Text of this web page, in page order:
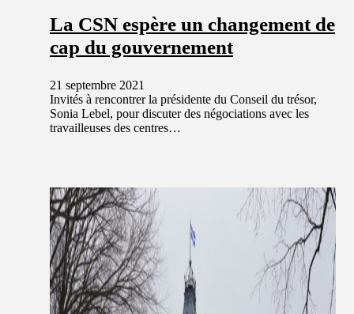
La CSN espère un changement de
cap du gouvernement
21 septembre 2021
Invités à rencontrer la présidente du Conseil du trésor,
Sonia Lebel, pour discuter des négociations avec les
travailleuses des centres…